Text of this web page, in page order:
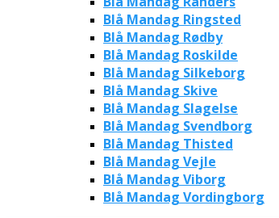
Blå Mandag Ringsted
Blå Mandag Rødby
Blå Mandag Roskilde
Blå Mandag Silkeborg
Blå Mandag Skive
Blå Mandag Slagelse
Blå Mandag Svendborg
Blå Mandag Thisted
Blå Mandag Vejle
Blå Mandag Viborg
Blå Mandag Vordingborg